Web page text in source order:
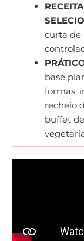
curta de
base
formas,
recheio
buffet